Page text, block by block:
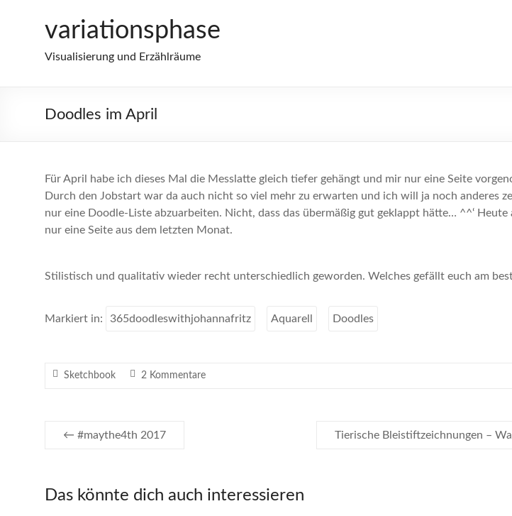
variationsphase
Visualisierung und Erzählräume
Doodles im April
Für April habe ich dieses Mal die Messlatte gleich tiefer gehängt und mir nur eine Seite
Durch den Jobstart war da auch nicht so viel mehr zu erwarten und ich will ja noch anderes
nur eine Doodle-Liste abzuarbeiten. Nicht, dass das übermäßig gut geklappt hätte… ^^‘ Heute
nur eine Seite aus dem letzten Monat.
Stilistisch und qualitativ wieder recht unterschiedlich geworden. Welches gefällt euch am
Markiert in: 365doodleswithjohannafritz Aquarell Doodles
Sketchbook 2 Kommentare
← #maythe4th 2017 Tierische Bleistiftzeichnungen –
Das könnte dich auch interessieren